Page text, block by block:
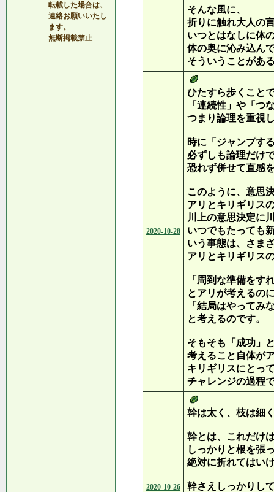
転載した場合は、
連絡お願いいたし
ます。
無断掲載禁止
そんな風に、
折りに触れ大人の
いつとはなしに体
体の奥に沁み込ん
そういうことがあ
2020-10-28
ひたすら歩くこと
「連続性」や「つ
つまり論理を重視
時に「ジャンプす
必ずしも論理だけ
恐れず併せて直感
このように、意思
アリとキリギリス
川上の意思決定に
いつでもたっても
いう事態は、さま
アリとキリギリス
「周到な準備をす
とアリが考えるの
「結局はやってみ
と考えるのです。
そもそも「成功」
考えること自体が
キリギリスにとっ
チャレンジの過程
2020-10-26
幹は太く、枝は細
幹とは、これだけ
しっかりと根を張
絶対に折れてはい
幹さえしっかりし